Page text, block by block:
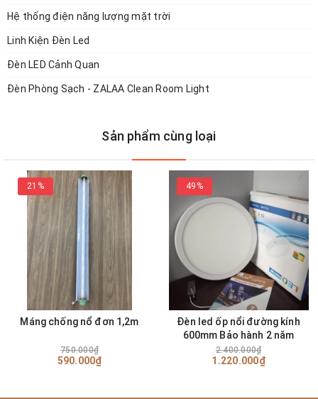
Hệ thống điện năng lượng mặt trời
Linh Kiện Đèn Led
Đèn LED Cảnh Quan
Đèn Phòng Sạch - ZALAA Clean Room Light
Sản phẩm cùng loại
21%
Máng chống nổ đơn 1,2m
750.000₫
590.000₫
49%
Đèn led ốp nổi đường kính
600mm Bảo hành 2 năm
2.400.000₫
1.220.000₫